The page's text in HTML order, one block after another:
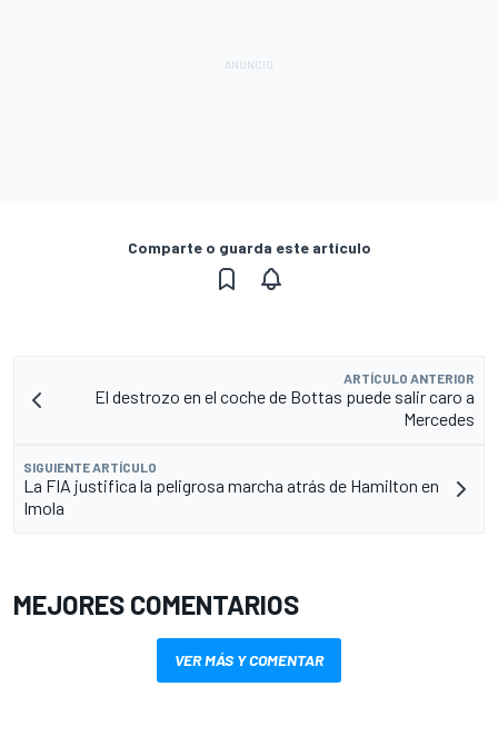
Comparte o guarda este artículo
ARTÍCULO ANTERIOR
El destrozo en el coche de Bottas puede salir caro a
Mercedes
SIGUIENTE ARTÍCULO
La FIA justifica la peligrosa marcha atrás de Hamilton en
Imola
MEJORES COMENTARIOS
VER MÁS Y COMENTAR